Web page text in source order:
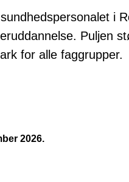
i
Puljen
for alle faggrupper.
2026.